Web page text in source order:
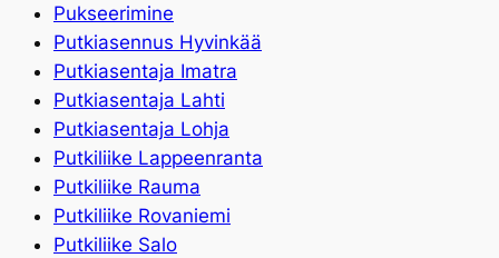
Pukseerimine
Putkiasennus Hyvinkää
Putkiasentaja Imatra
Putkiasentaja Lahti
Putkiasentaja Lohja
Putkiliike Lappeenranta
Putkiliike Rauma
Putkiliike Rovaniemi
Putkiliike Salo